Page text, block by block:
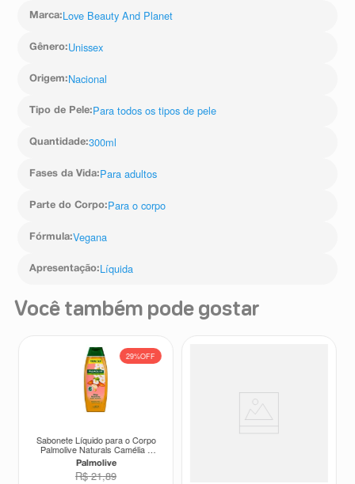
Marca:Love Beauty And Planet
Gênero:Unissex
Origem:Nacional
Tipo de Pele:Para todos os tipos de pele
Quantidade:300ml
Fases da Vida:Para adultos
Parte do Corpo:Para o corpo
Fórmula:Vegana
Apresentação:Líquida
Você também pode gostar
29%OFF
Sabonete Líquido para o Corpo
Palmolive Naturals Camélia e
Óleo de Amendoas 650ml
Palmolive
R$ 21,89